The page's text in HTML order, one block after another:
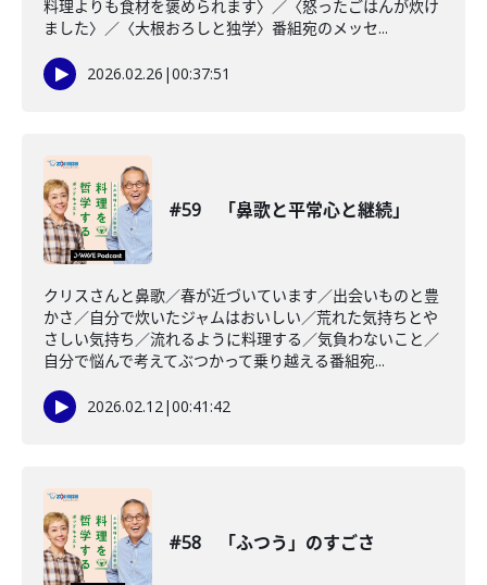
料理よりも食材を褒められます〉／〈怒ったごはんが炊け
ました〉／〈大根おろしと独学〉番組宛のメッセ...
2026.02.26 |00:37:51
#59 「鼻歌と平常心と継続」
クリスさんと鼻歌／春が近づいています／出会いものと豊
かさ／自分で炊いたジャムはおいしい／荒れた気持ちとや
さしい気持ち／流れるように料理する／気負わないこと／
自分で悩んで考えてぶつかって乗り越える番組宛...
2026.02.12|00:41:42
#58 「ふつう」のすごさ